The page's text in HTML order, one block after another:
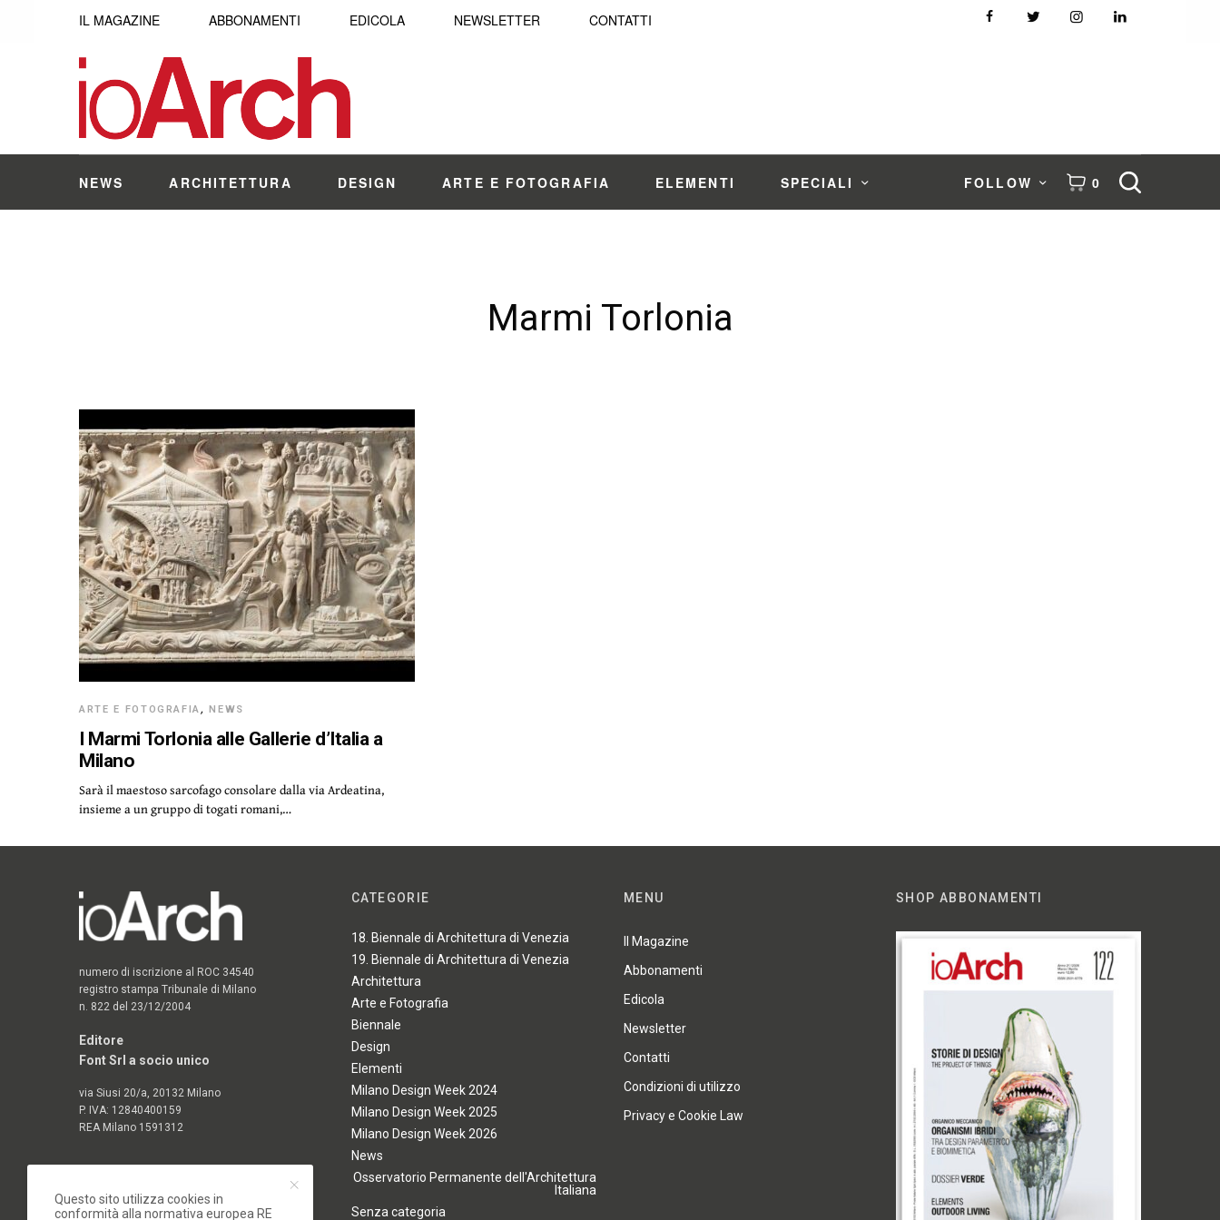
IL MAGAZINE ABBONAMENTI EDICOLA NEWSLETTER CONTATTI
NEWS ARCHITETTURA DESIGN ARTE E FOTOGRAFIA ELEMENTI SPECIALI FOLLOW 0
Marmi Torlonia
ARTE E FOTOGRAFIA,NEWS
I Marmi Torlonia alle Gallerie d’Italia a
Milano
Sarà il maestoso sarcofago consolare dalla via Ardeatina,
insieme a un gruppo di togati romani,…
numero di iscrizione al ROC 34540
registro stampa Tribunale di Milano
n. 822 del 23/12/2004
Editore
Font Srl a socio unico
via Siusi 20/a, 20132 Milano
P. IVA: 12840400159
REA Milano 1591312
CATEGORIE
18. Biennale di Architettura di Venezia
19. Biennale di Architettura di Venezia
Architettura
Arte e Fotografia
Biennale
Design
Elementi
Milano Design Week 2024
Milano Design Week 2025
Milano Design Week 2026
News
Osservatorio Permanente dell'Architettura
Italiana
Senza categoria
MENU
Il Magazine
Abbonamenti
Edicola
Newsletter
Contatti
Condizioni di utilizzo
Privacy e Cookie Law
SHOP ABBONAMENTI
Questo sito utilizza cookies in
conformità alla normativa europea RE